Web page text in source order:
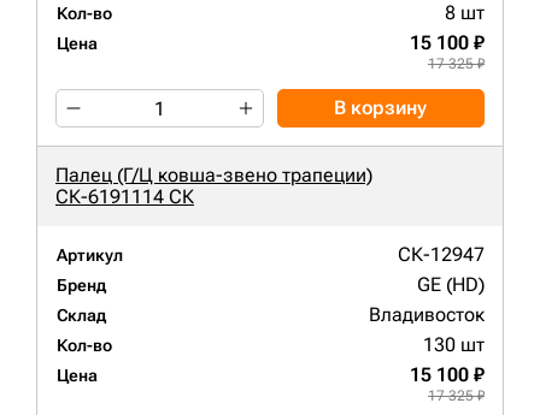
Кол-во 8 шт
Цена 15 100 ₽
17 325 ₽
В корзину
Палец (Г/Ц ковша-звено трапеции)
СК-6191114 СК
Артикул СК-12947
Бренд GE (HD)
Склад Владивосток
Кол-во 130 шт
Цена 15 100 ₽
17 325 ₽